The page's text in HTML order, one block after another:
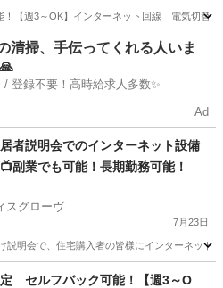
【週3～OK】インターネット回線 電気切替
営業 セルフ
清掃、手伝ってくれる人いま
日給例1万円〜 / 登録不要！高時給求人多数✨
Ad
者説明会でのインターネット設備
副業でも可能！長期勤務可能！
スグローヴ
7月23日
説明会で、住宅購入者の皆様にインターネッ
スタッフ
セルフバック可能！【週3～O